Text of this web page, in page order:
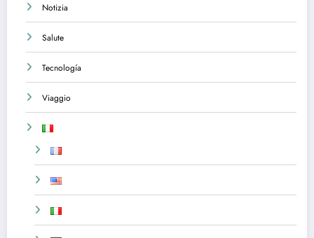
Notizia
Salute
Tecnología
Viaggio